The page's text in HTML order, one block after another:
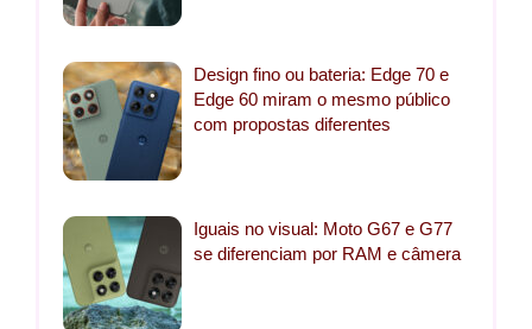
Design fino ou bateria: Edge 70 e
Edge 60 miram o mesmo público
com propostas diferentes
Iguais no visual: Moto G67 e G77
se diferenciam por RAM e câmera